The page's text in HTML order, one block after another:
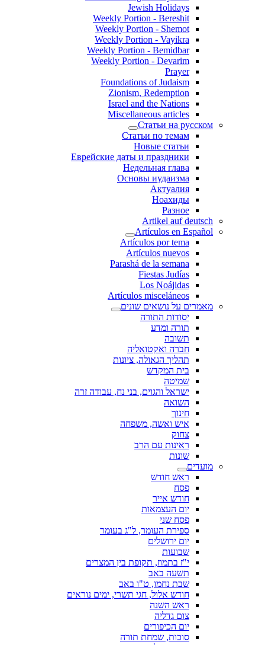
Jewish Holidays
Weekly Portion - Bereshit
Weekly Portion - Shemot
Weekly Portion - Vayikra
Weekly Portion - Bemidbar
Weekly Portion - Devarim
Prayer
Foundations of Judaism
Zionism, Redemption
Israel and the Nations
Miscellaneous articles
Статьи на русском
Статьи по темам
Новые статьи
Еврейские даты и праздники
Недельная глава
Основы иудаизма
Актуалия
Ноахиды
Разное
Artikel auf deutsch
Artículos en Español
Artículos por tema
Artículos nuevos
Parashá de la semana
Fiestas Judías
Los Noájidas
Artículos misceláneos
מאמרים על נושאים שונים
יסודות התורה
תורה ומדע
תשובה
חברה ואקטואליה
תהליך הגאולה, ציונות
בית המקדש
שמיטה
ישראל והגוים, בני נח, עבודה זרה
השואה
חינוך
איש ואשה, משפחה
צחוק
ראינות עם הרב
שונות
מועדים
ראש חודש
פסח
חודש אייר
יום העצמאות
פסח שני
ספירת העומר, ל"ג בעומר
יום ירושלים
שבועות
י"ז בתמוז, תקופת בין המצרים
תשעה באב
שבת נחמו, ט"ו באב
חודש אלול, חגי תשרי, ימים נוראים
ראש השנה
צום גדליה
יום הכיפורים
סוכות, שמחת תורה